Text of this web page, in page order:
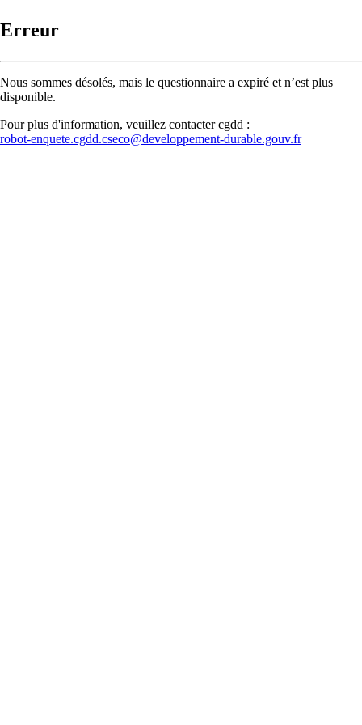
Erreur
Nous sommes désolés, mais le questionnaire a expiré et n’est plus
disponible.
Pour plus d'information, veuillez contacter cgdd :
robot-enquete.cgdd.cseco@developpement-durable.gouv.fr